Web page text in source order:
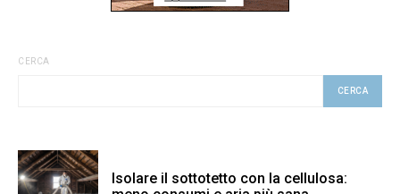
CERCA
CERCA
Isolare il sottotetto con la cellulosa: